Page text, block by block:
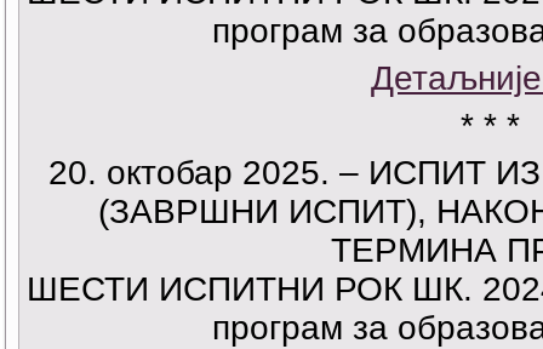
програм за
* * *
20. октобар 2025. – ИСПИТ
(ЗАВРШНИ ИСПИТ),
ТЕРМИНА
ШЕСТИ ИСПИТНИ РОК ШК.
програм за